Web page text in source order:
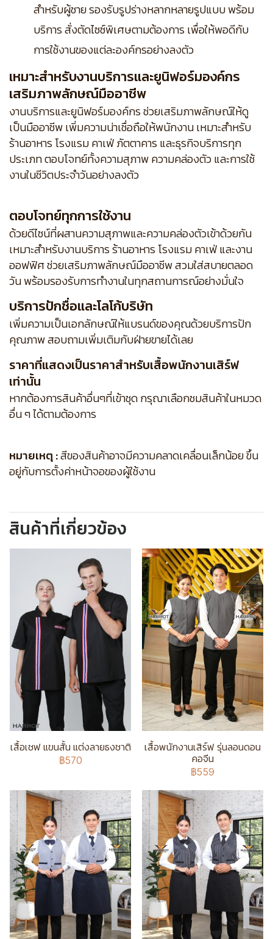
สำหรับผู้ชาย รองรับรูปร่างหลากหลายรูปแบบ พร้อม
บริการ สั่งตัดไซซ์พิเศษตามต้องการ เพื่อให้พอดีกับ
การใช้งานของแต่ละองค์กรอย่างลงตัว
เหมาะสำหรับงานบริการและยูนิฟอร์มองค์กร
เสริมภาพลักษณ์มืออาชีพ
งานบริการและยูนิฟอร์มองค์กร ช่วยเสริมภาพลักษณ์ให้ดู
เป็นมืออาชีพ เพิ่มความน่าเชื่อถือให้พนักงาน เหมาะสำหรับ
ร้านอาหาร โรงแรม คาเฟ่ ภัตตาคาร และธุรกิจบริการทุก
ประเภท ตอบโจทย์ทั้งความสุภาพ ความคล่องตัว และการใช้
งานในชีวิตประจำวันอย่างลงตัว
ตอบโจทย์ทุกการใช้งาน
ด้วยดีไซน์ที่ผสานความสุภาพและความคล่องตัวเข้าด้วยกัน
เหมาะสำหรับงานบริการ ร้านอาหาร โรงแรม คาเฟ่ และงาน
ออฟฟิศ ช่วยเสริมภาพลักษณ์มืออาชีพ สวมใส่สบายตลอด
วัน พร้อมรองรับการทำงานในทุกสถานการณ์อย่างมั่นใจ
บริการปักชื่อและโลโก้บริษัท
เพิ่มความเป็นเอกลักษณ์ให้แบรนด์ของคุณด้วยบริการปัก
คุณภาพ สอบถามเพิ่มเติมกับฝ่ายขายได้เลย
ราคาที่แสดงเป็นราคาสำหรับเสื้อพนักงานเสิร์ฟ
เท่านั้น
หากต้องการสินค้าอื่นๆที่เข้าชุด กรุณาเลือกชมสินค้าในหมวด
อื่น ๆ ได้ตามต้องการ
หมายเหตุ :สีของสินค้าอาจมีความคลาดเคลื่อนเล็กน้อย ขึ้น
อยู่กับการตั้งค่าหน้าจอของผู้ใช้งาน
สินค้าที่เกี่ยวข้อง
เสื้อเชฟ แขนสั้น แต่งลายธงชาติ
฿570
เสื้อพนักงานเสิร์ฟ รุ่นลอนดอน
คอจีน
฿559